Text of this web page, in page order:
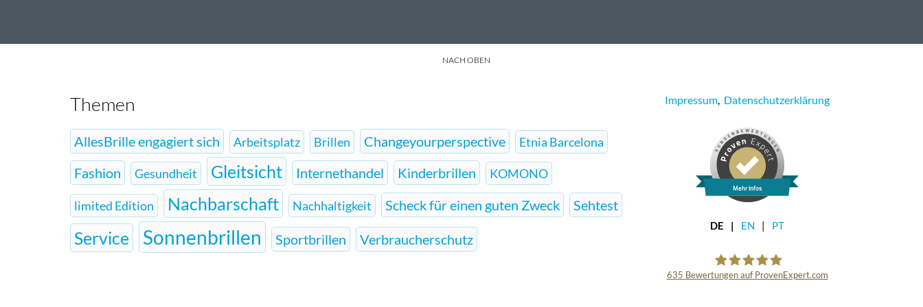
NACH OBEN
Themen
AllesBrille engagiert sich Arbeitsplatz Brillen Changeyourperspective Etnia Barcelona
Fashion Gesundheit Gleitsicht Internethandel Kinderbrillen KOMONO
limited Edition Nachbarschaft Nachhaltigkeit Scheck für einen guten Zweck Sehtest
Service Sonnenbrillen Sportbrillen Verbraucherschutz
Impressum, Datenschutzerklärung
Mehr Infos
DE EN PT
635 Bewertungen auf ProvenExpert.com